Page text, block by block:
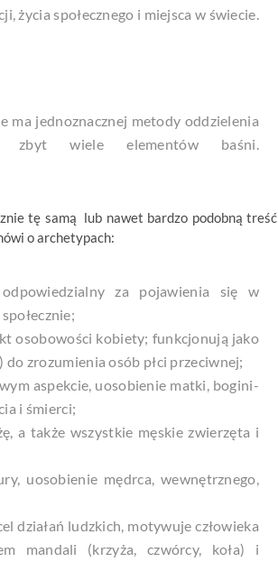
życia społecznego i miejsca w świecie.
ma jednoznacznej metody oddzielenia
wiele elementów baśni.
tę samą lub nawet bardzo podobną treść
o archetypach:
za pojawienia się w
osobowości kobiety; funkcjonują jako
zrozumienia osób płci przeciwnej;
aspekcie, uosobienie matki, bogini-
i śmierci;
a także wszystkie męskie zwierzęta i
uosobienie mędrca, wewnętrznego,
działań ludzkich, motywuje człowieka
mandali (krzyża, czwórcy, koła) i